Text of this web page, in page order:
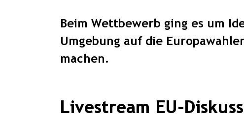
Beim Wettbewerb ging es um
Umgebung auf die
machen.
Livestream EU-